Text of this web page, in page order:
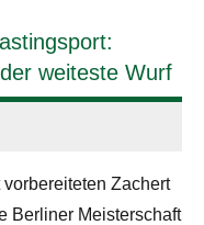
weiteste Wurf
Zachert
Berliner Meisterschaft